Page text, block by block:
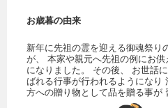
お歳暮の由来
新年に先祖の霊を迎える御魂祭り
が、 本家や親元へ先祖の例にお
になりました。 その後、 お世話
ばれる行事が行われるようになり
方への贈り物として品を贈る事が